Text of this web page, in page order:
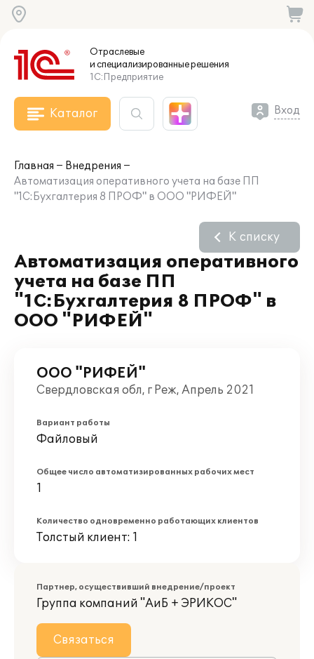
Отраслевые
и специализированныерешения
1С:Предприятие
Каталог Вход
Главная
Внедрения
Автоматизация оперативного учета на базе ПП
"1С:Бухгалтерия 8 ПРОФ" в ООО "РИФЕЙ"
Автоматизация оперативного
учета на базе ПП
"1С:Бухгалтерия 8 ПРОФ" в
ООО "РИФЕЙ"
К списку
ООО "РИФЕЙ"
Свердловская обл, г Реж, Апрель 2021
Вариант работы
Файловый
Общее число автоматизированных рабочих мест
1
Количество одновременно работающих клиентов
Толстый клиент: 1
Партнер, осуществивший внедрение/проект
Группа компаний "АиБ + ЭРИКОС"
Связаться